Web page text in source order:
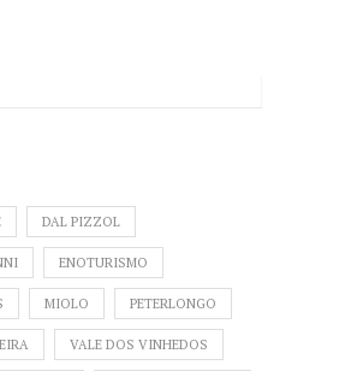
DAL PIZZOL
ENOTURISMO
MIOLO PETERLONGO
VALE DOS VINHEDOS